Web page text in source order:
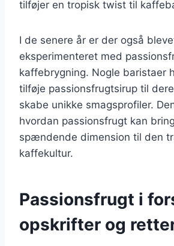
tilføjer en tropisk twist til
I de senere år er der også
eksperimenteret med
kaffebrygning. Nogle baristaer
tilføje passionsfrugtsirup til
skabe unikke smagsprofiler.
hvordan passionsfrugt kan
spændende dimension til den
kaffekultur.
Passionsfrugt i
opskrifter og